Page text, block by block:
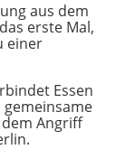
aus dem
erste Mal,
einer
Essen
dem Angriff